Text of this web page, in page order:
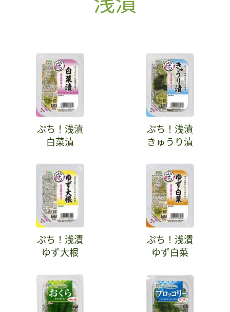
ぷち！浅漬
白菜漬
ぷち！浅漬
きゅうり漬
ぷち！浅漬
ゆず大根
ぷち！浅漬
ゆず白菜